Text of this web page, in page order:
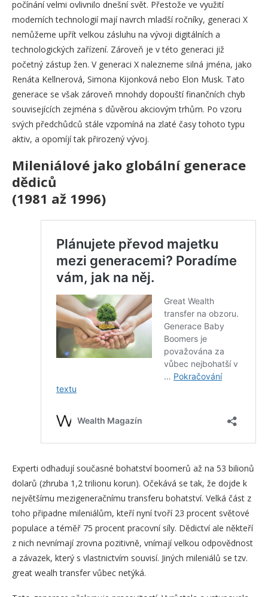
počínání velmi ovlivnilo dnešní svět. Přestože ve využití
moderních technologií mají navrch mladší ročníky, generaci X
nemůžeme upřít velkou zásluhu na vývoji digitálních a
technologických zařízení. Zároveň je v této generaci již
početný zástup žen. V generaci X nalezneme silná jména, jako
Renáta Kellnerová, Simona Kijonková nebo Elon Musk. Tato
generace se však zároveň mnohdy dopouští finančních chyb
souvisejících zejména s důvěrou akciovým trhům. Po vzoru
svých předchůdců stále vzpomíná na zlaté časy tohoto typu
aktiv, a opomíjí tak přirozený vývoj.
Mileniálové jako globální generace
dědiců
(1981 až 1996)
Experti odhadují současné bohatství boomerů až na 53 bilionů
dolarů (zhruba 1,2 trilionu korun). Očekává se tak, že dojde k
největšímu mezigeneračnímu transferu bohatství. Velká část z
toho připadne mileniálům, kteří nyní tvoří 23 procent světové
populace a téměř 75 procent pracovní síly. Dědictví ale někteří
z nich nevnímají zrovna pozitivně, vnímají velkou odpovědnost
a závazek, který s vlastnictvím souvisí. Jiných mileniálů se tzv.
great wealh transfer vůbec netýká.